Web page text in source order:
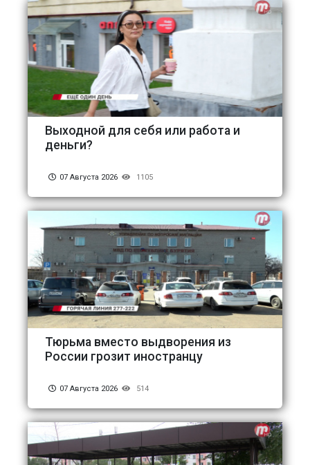
Выходной для себя или работа и
деньги?
07 Августа 2026 1105
Тюрьма вместо выдворения из
России грозит иностранцу
07 Августа 2026 514